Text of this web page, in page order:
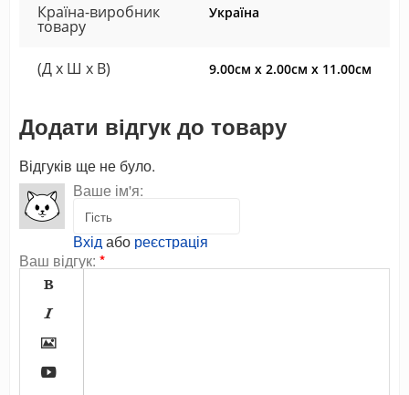
Країна-виробник
товару
Україна
(Д x Ш x В) 9.00см x 2.00см x 11.00см
Додати відгук до товару
Відгуків ще не було.
Ваше ім'я:
Вхідабо реєстрація
Ваш відгук: *



